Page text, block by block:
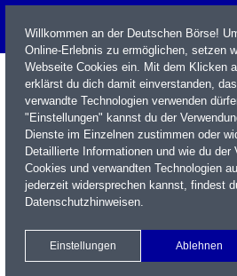
Name / WKN / ISIN / Kürzel
Xetra Realtime
Watchlist
Willkommen an der Deutschen Börse!
Online-Erlebnis zu ermöglichen, setzen
Webseite Cookies ein. Mit dem Klicken
erklärst du dich damit einverstanden,
verwandte Technologien verwenden
"Einstellungen" kannst du der
Dienste im Einzelnen zustimmen oder
Detaillierte Informationen und wie du der
Cookies und verwandten Technologien
jederzeit widersprechen kannst, findest
Datenschutzhinweisen.
Einstellungen Ablehnen